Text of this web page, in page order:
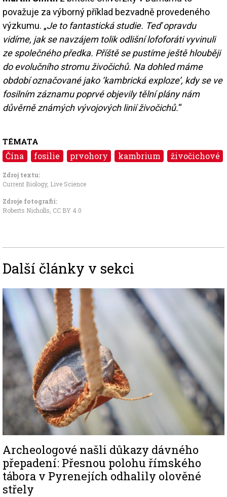
považuje za výborný příklad bezvadně provedeného
výzkumu. „Je to fantastická studie. Teď opravdu
vidíme, jak se navzájem tolik odlišní lofoforáti vyvinuli
ze společného předka. Příště se pustíme ještě hlouběji
do evolučního stromu živočichů. Na dohled máme
období označované jako ‘kambrická exploze’, kdy se ve
fosilním záznamu poprvé objevily tělní plány nám
důvěrně známých vývojových linií živočichů.“
TÉMATA
Čína fosilie prvohory kambrium živočichové
Zdroj textu:
Current Biology, Live Science
Zdroje fotografii:
Roberts Nicholls CC BY 4.0
Další články v sekci
Image
Archeologové našli důkazy dávného
přepadení: Přesnou polohu římského
tábora v Pyrenejích odhalily olověné
střely